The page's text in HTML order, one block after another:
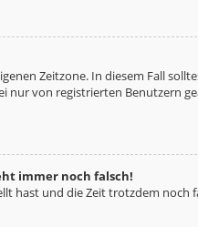
Zeitzone. In diesem Fall
nur von registrierten Benutzern
immer noch falsch!
hast und die Zeit trotzdem